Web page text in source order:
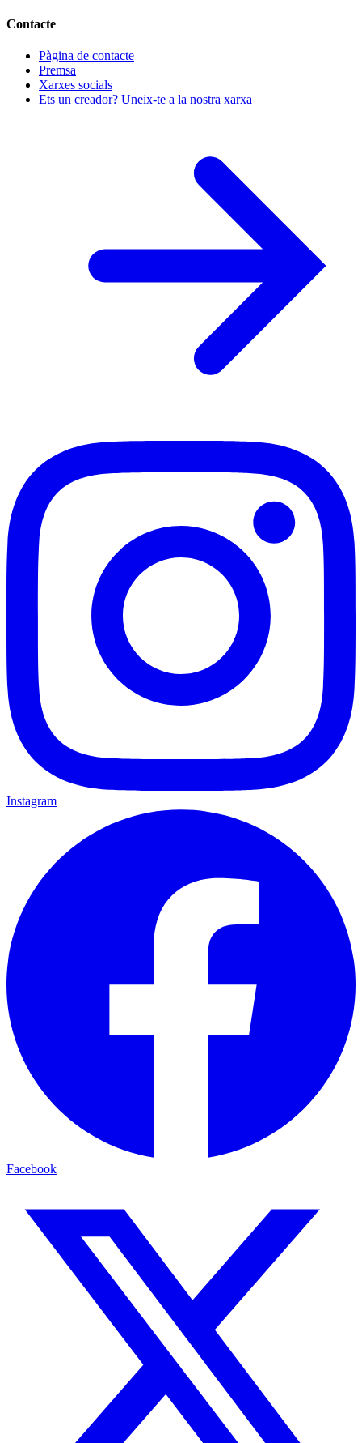
Contacte
Pàgina de contacte
Premsa
Xarxes socials
Ets un creador? Uneix-te a la nostra xarxa
Instagram
Facebook